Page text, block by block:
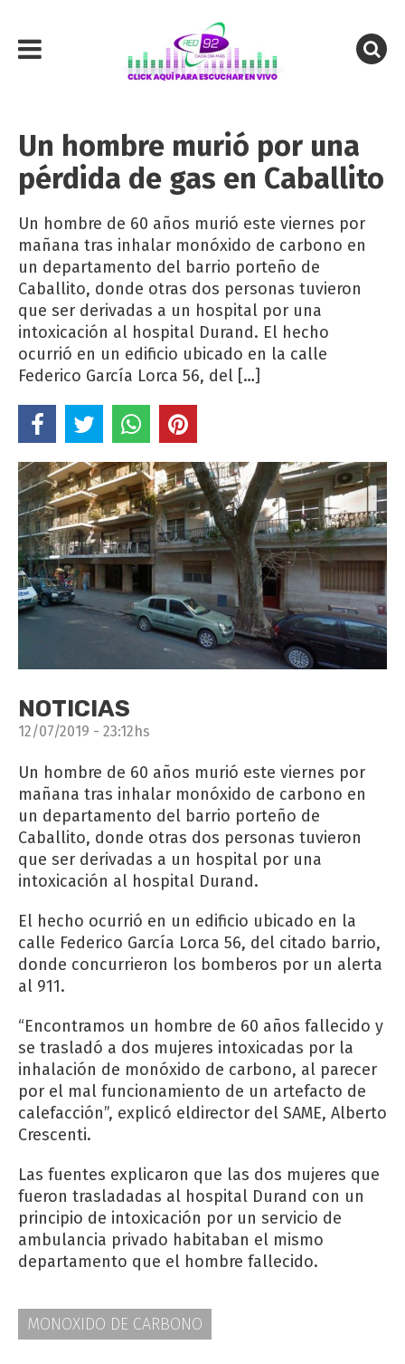
Un hombre murió por una
pérdida de gas en Caballito
Un hombre de 60 años murió este viernes por
mañana tras inhalar monóxido de carbono en
un departamento del barrio porteño de
Caballito, donde otras dos personas tuvieron
que ser derivadas a un hospital por una
intoxicación al hospital Durand. El hecho
ocurrió en un edificio ubicado en la calle
Federico García Lorca 56, del […]
NOTICIAS
12/07/2019 - 23:12hs
Un hombre de 60 años murió este viernes por
mañana tras inhalar monóxido de carbono en
un departamento del barrio porteño de
Caballito, donde otras dos personas tuvieron
que ser derivadas a un hospital por una
intoxicación al hospital Durand.
El hecho ocurrió en un edificio ubicado en la
calle Federico García Lorca 56, del citado barrio,
donde concurrieron los bomberos por un alerta
al 911.
“Encontramos un hombre de 60 años fallecido y
se trasladó a dos mujeres intoxicadas por la
inhalación de monóxido de carbono, al parecer
por el mal funcionamiento de un artefacto de
calefacción”, explicó eldirector del SAME, Alberto
Crescenti.
Las fuentes explicaron que las dos mujeres que
fueron trasladadas al hospital Durand con un
principio de intoxicación por un servicio de
ambulancia privado habitaban el mismo
departamento que el hombre fallecido.
MONOXIDO DE CARBONO